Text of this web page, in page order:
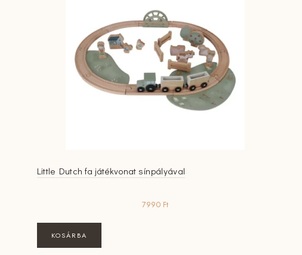
Little Dutch fa játékvonat sínpályával
7990 Ft
KOSÁRBA